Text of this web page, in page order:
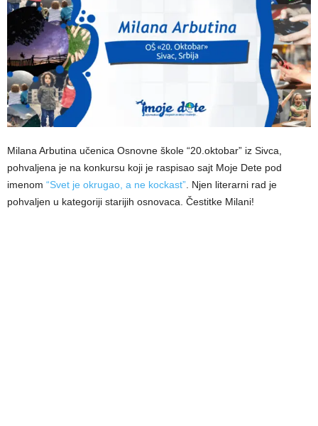
Milana Arbutina učenica Osnovne škole “20.oktobar” iz Sivca,
pohvaljena je na konkursu koji je raspisao sajt Moje Dete pod
imenom “Svet je okrugao, a ne kockast” . Njen literarni rad je
pohvaljen u kategoriji starijih osnovaca. Čestitke Milani!